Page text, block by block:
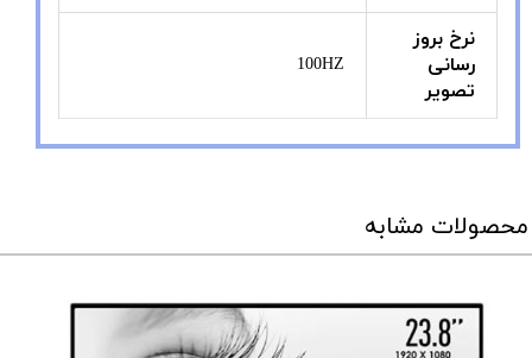
نرخ بروز
رسانی
تصویر
100HZ
محصولات مشابه